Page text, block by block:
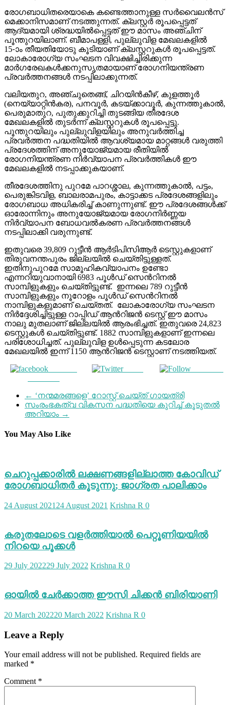
രോഗബാധിതരെയാകെ കണ്ടെത്താനുള്ള സര്‍വൈലന്‍സ്
മെക്കാനിസമാണ് നടത്തുന്നത്. ക്ലസ്റ്റര്‍ രൂപപ്പെട്ടത്
ആദ്യമായി ശ്രദ്ധയില്‍പ്പെട്ടത് ഈ മാസം അഞ്ചിന്
പൂന്തുറയിലാണ്. ബീമാപള്ളി, പുല്ലുവിള മേഖലകളില്‍
15-ാം തീയതിയോടു കൂടിയാണ് ക്ലസ്റ്ററുകള്‍ രൂപപ്പെട്ടത്.
ലോകാരോഗ്യ സംഘടന വിവക്ഷിച്ചിരിക്കുന്ന
മാര്‍ഗരേഖകള്‍ക്കനുസൃതമായാണ് രോഗനിയന്ത്രണ
പ്രവര്‍ത്തനങ്ങള്‍ നടപ്പിലാക്കുന്നത്.
വലിയതുറ, അഞ്ചുതെങ്ങ്, ചിറയിന്‍കീഴ്, കുളത്തൂര്‍
(നെയ്യാറ്റിന്‍കര), പനവൂര്‍, കടയ്ക്കാവൂര്‍, കുന്നത്തുകാല്‍,
പെരുമാതുറ, പുതുക്കുറിച്ചി തുടങ്ങിയ തീരദേശ
മേഖലകളില്‍ തുടര്‍ന്ന് ക്ലസ്റ്ററുകള്‍ രൂപപ്പെട്ടു.
പൂന്തുറയിലും പുല്ലുവിളയിലും അനുവര്‍ത്തിച്ച
പ്രവര്‍ത്തന പദ്ധതിയില്‍ ആവശ്യമായ മാറ്റങ്ങള്‍ വരുത്തി
പ്രദേശത്തിന് അനുയോജ്യമായ രീതിയില്‍
രോഗനിയന്ത്രണ നിര്‍വ്യാപന പ്രവര്‍ത്തികള്‍ ഈ
മേഖലകളില്‍ നടപ്പാക്കുകയാണ്.
തീരദേശത്തിനു പുറമേ പാറശ്ശാല, കുന്നത്തുകാല്‍, പട്ടം,
പെരുങ്കിടവിള, ബാലരാമപുരം, കാട്ടാക്കട പ്രദേശങ്ങളിലും
രോഗബാധ അധികരിച്ച് കാണുന്നുണ്ട്. ഈ പ്രദേശങ്ങള്‍ക്ക്
ഓരോന്നിനും അനുയോജ്യമായ രോഗനിര്‍ണ്ണയ
നിര്‍വ്യാപന ബോധവല്‍കരണ പ്രവര്‍ത്തനങ്ങള്‍
നടപ്പിലാക്കി വരുന്നുണ്ട്.
ഇതുവരെ 39,809 റുട്ടീന്‍ ആര്‍ടിപിസിആര്‍ ടെസ്റ്റുകളാണ്
തിരുവനന്തപുരം ജില്ലയില്‍ ചെയ്തിട്ടുള്ളത്.
ഇതിനുപുറമേ സാമൂഹികവ്യാപനം ഉണ്ടോ
എന്നറിയുവാനായി 6983 പൂള്‍ഡ് സെന്‍റിനല്‍
സാമ്പിളുകളും ചെയ്തിട്ടുണ്ട്. ഇന്നലെ 789 റുട്ടീന്‍
സാമ്പിളുകളും നൂറോളം പൂള്‍ഡ് സെന്‍റിനല്‍
നാമ്പിളുകളുമാണ് ചെയ്തത്. ലോകാരോഗ്യ സംഘടന
നിര്‍ദ്ദേശിച്ചിട്ടുള്ള റാപ്പിഡ് ആന്‍റിജന്‍ ടെസ്റ്റ് ഈ മാസം
നാലു മുതലാണ് ജില്ലയില്‍ ആരംഭിച്ചത്. ഇതുവരെ 24,823
ടെസ്റ്റുകള്‍ ചെയ്തിട്ടുണ്ട്. 1882 സാമ്പിളുകളാണ് ഇന്നലെ
പരിശോധിച്ചത്. പുല്ലുവിള ഉള്‍പ്പെടുന്ന കടലോര
മേഖലയില്‍ ഇന്ന് 1150 ആന്‍റിജന്‍ ടെസ്റ്റാണ് നടത്തിയത്.
Tweet
← ‘നന്മമരങ്ങളെ’ റോസ്റ്റ് ചെയ്ത് ഗായത്രി
സംരംഭകത്വ വികസന പദ്ധതിയെ കുറിച്ച് കൂടുതല്‍
അറിയാം →
You May Also Like
ചെറുപ്പക്കാരില്‍ ലക്ഷണങ്ങളില്ലാത്ത കോവിഡ്
രോഗബാധിതര്‍ കൂടുന്നു; ജാഗ്രത പാലിക്കാം
24 August 2021 24 August 2021 Krishna R 0
കരുതലോടെ വളര്‍ത്തിയാല്‍ പെറ്റൂണിയയില്‍
നിറയെ പൂക്കള്‍
29 July 202229 July 2022 Krishna R 0
ഓയില്‍ ചേര്‍ക്കാത്ത ഈസി ചിക്കന്‍ ബിരിയാണി
20 March 202220 March 2022 Krishna R 0
Leave a Reply
Your email address will not be published. Required fields are
marked *
Comment *